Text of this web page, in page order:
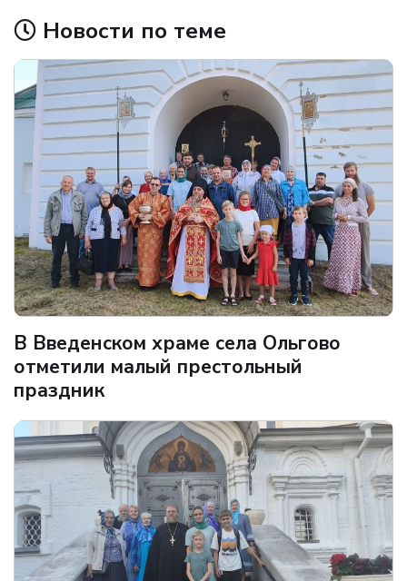
Новости по теме
В Введенском храме села Ольгово
отметили малый престольный
праздник